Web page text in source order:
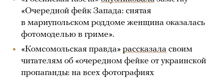
«Очередной фейк Запада: снятая
в мариупольском роддоме женщина оказалась
фотомоделью в гриме».
«Комсомольская правда» рассказала своим
читателям об «очередном фейке от украинской
пропаганды: на всех фотографиях